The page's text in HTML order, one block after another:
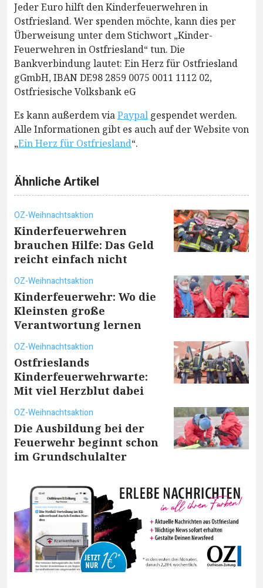
Jeder Euro hilft den Kinderfeuerwehren in
Ostfriesland. Wer spenden möchte, kann dies per
Überweisung unter dem Stichwort „Kinder-
Feuerwehren in Ostfriesland“ tun. Die
Bankverbindung lautet: Ein Herz für Ostfriesland
gGmbH, IBAN DE98 2859 0075 0011 1112 02,
Ostfriesische Volksbank eG
Es kann außerdem viaPaypal gespendet werden.
Alle Informationen gibt es auch auf der Website von
„Ein Herz für Ostfriesland“.
Ähnliche Artikel
OZ-Weihnachtsaktion
Kinderfeuerwehren
brauchen Hilfe: Das Geld
reicht einfach nicht
OZ-Weihnachtsaktion
Kinderfeuerwehr: Wo die
Kleinsten große
Verantwortung lernen
OZ-Weihnachtsaktion
Ostfrieslands
Kinderfeuerwehrwarte:
Mit viel Herzblut dabei
OZ-Weihnachtsaktion
Die Ausbildung bei der
Feuerwehr beginnt schon
im Grundschulalter